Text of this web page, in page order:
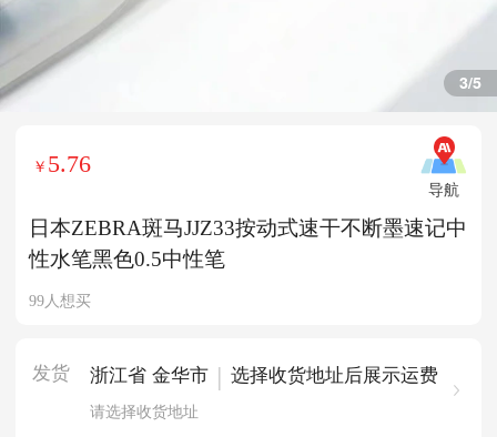
4/5
￥ 5.76
导航
日本ZEBRA斑马JJZ33按动式速干不断墨速记中
性水笔黑色0.5中性笔
99人想买
发货 浙江省 金华市 | 选择收货地址后展示运费
请选择收货地址